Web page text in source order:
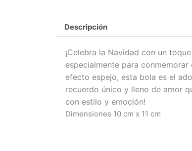
Descripción
¡Celebra la Navidad con un
especialmente para
efecto espejo, esta bola es el
recuerdo único y lleno de amor
con estilo y emoción!
Dimensiones 10 cm x 11 cm